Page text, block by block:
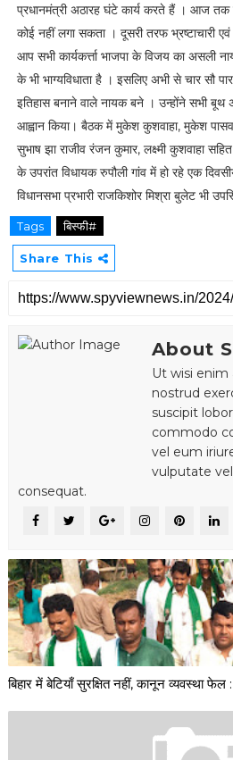
प्रधानमंत्री अठारह घंटे कार्य करते हैं । आज तक
कोई नहीं लगा सकता । दूसरी तरफ भ्रष्टाचारी एवं
आप सभी कार्यकर्त्ता भाजपा के विजय का असली
के भी भाग्यविधाता है । इसलिए अभी से चार सौ
इतिहास बनाने वाले नायक बने । उन्होंने सभी बूथ
आह्वान किया। बैठक में मुकेश कुशवाहा, मुकेश
सुभाष झा राजीव रंजन कुमार, लक्ष्मी कुशवाहा
के उपरांत विधायक रुपौली गांव में हो रहे एक
विधानसभा प्रभारी राजकिशोर मिश्रा बुलेट भी
Tags बिस्फी#
Share This
About
Ut wisi
nostrud
suscipit
commodo
vel eum
vulputate
consequat.
बिहार में बेटियाँ सुरक्षित नहीं, कानून व्यवस्था